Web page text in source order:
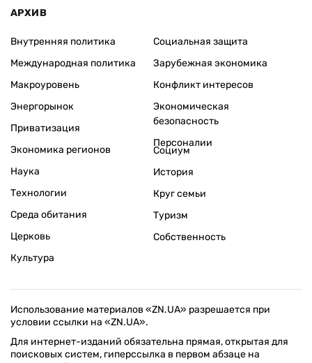
АРХИВ
Внутренняя политика
Международная политика
Макроуровень
Энергорынок
Приватизация
Экономика регионов
Социальная защита
Зарубежная экономика
Конфликт интересов
Экономическая
безопасность
Персоналии
Наука
Технологии
Среда обитания
Церковь
Культура
Социум
История
Круг семьи
Туризм
Собственность
Использование материалов «ZN.UA» разрешается при
условии ссылки на «ZN.UA».
Для интернет-изданий обязательна прямая, открытая для
поисковых систем, гиперссылка в первом абзаце на